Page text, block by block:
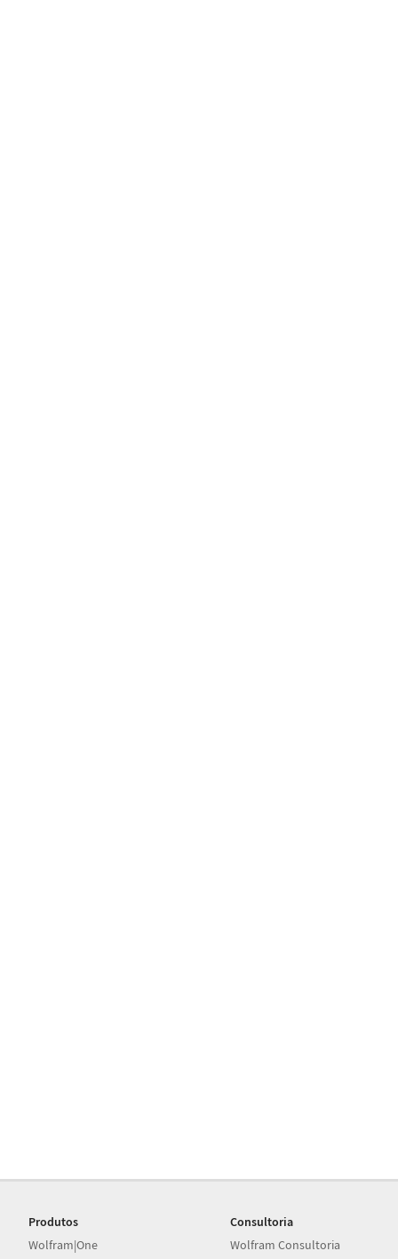
Produtos
Wolfram|One
Consultoria
Wolfram Consultoria